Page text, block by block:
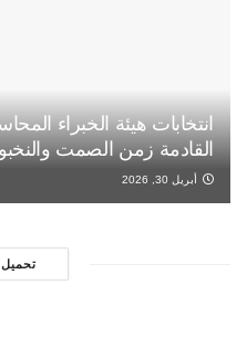
انتخابات هيئة الخبراء
القادمة زمن الصمت
أبريل 30, 2026
تحميل